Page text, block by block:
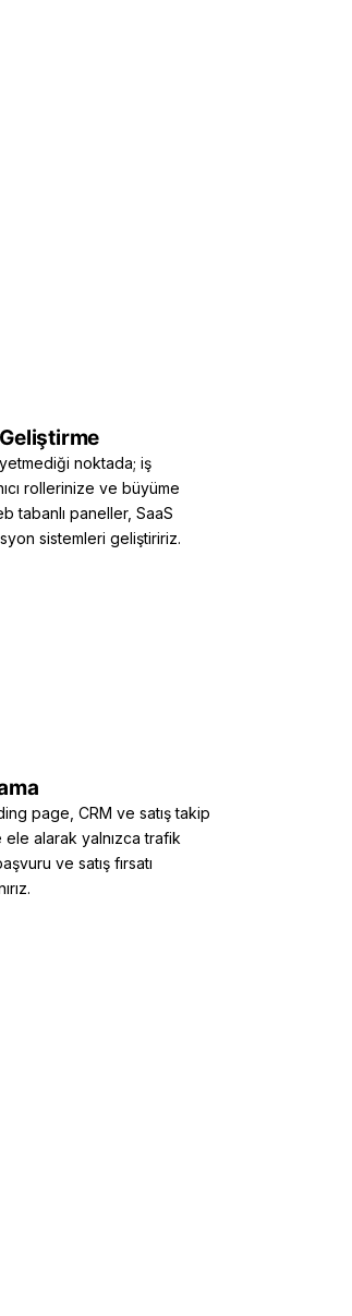
Geliştirme
yetmediği noktada; iş
rollerinize ve büyüme
tabanlı paneller, SaaS
sistemleri geliştiririz.
page, CRM ve satış takip
alarak yalnızca trafik
ve satış fırsatı